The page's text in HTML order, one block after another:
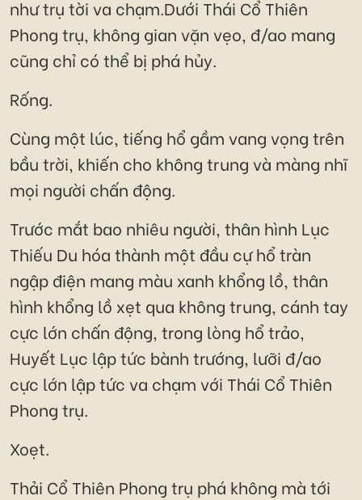
như trụ tời va chạm.Dưới Thái Cổ Thiên
Phong trụ, không gian vặn vẹo, đ/ao mang
cũng chỉ có thể bị phá hủy.
Rống.
Cùng một lúc, tiếng hổ gầm vang vọng trên
bầu trời, khiến cho không trung và màng nhĩ
mọi người chấn động.
Trước mắt bao nhiêu người, thân hình Lục
Thiếu Du hóa thành một đầu cự hổ tràn
ngập điện mang màu xanh khổng lồ, thân
hình khổng lồ xẹt qua không trung, cánh tay
cực lớn chấn động, trong lòng hổ trảo,
Huyết Lục lập tức bành trướng, lưỡi đ/ao
cực lớn lập tức va chạm với Thái Cổ Thiên
Phong trụ.
Xoẹt.
Thải Cổ Thiên Phong trụ phá không mà tới